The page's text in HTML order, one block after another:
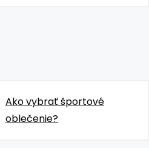
Ako vybrať športové
oblečenie?